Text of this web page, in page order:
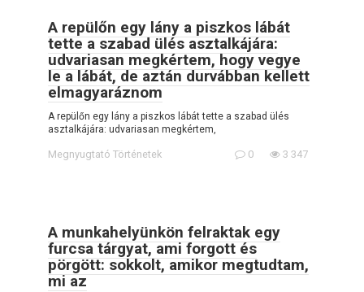
A repülőn egy lány a piszkos lábát
tette a szabad ülés asztalkájára:
udvariasan megkértem, hogy vegye
le a lábát, de aztán durvábban kellett
elmagyaráznom
A repülőn egy lány a piszkos lábát tette a szabad ülés
asztalkájára: udvariasan megkértem,
Megnyugtató Történetek 0 3 347
A munkahelyünkön felraktak egy
furcsa tárgyat, ami forgott és
pörgött: sokkolt, amikor megtudtam,
mi az